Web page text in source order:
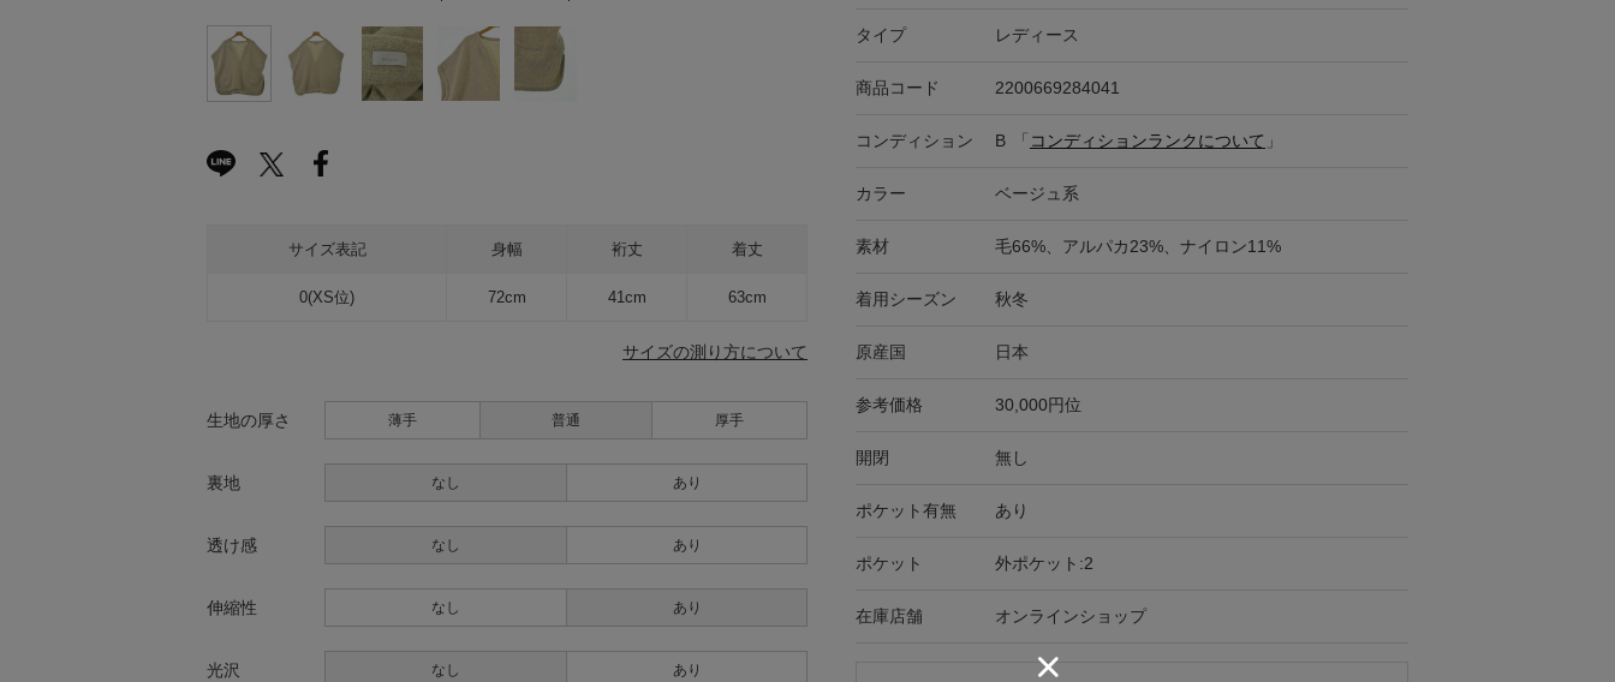
サイズ表記 身幅 裄丈 着丈
0(XS位) 72cm 41cm 63cm
サイズの測り方について
生地の厚さ 薄手 普通 厚手
裏地 なし あり
透け感 なし あり
伸縮性 なし あり
光沢 なし あり
タイプ レディース
商品コード 2200669284041
コンディション B 「 コンディションランクについて 」
カラー ベージュ系
素材 毛66%、アルパカ23%、ナイロン11%
着用シーズン 秋冬
原産国 日本
参考価格 30,000円位
開閉 無し
ポケット有無 あり
ポケット 外ポケット:2
在庫店舗 オンラインショップ